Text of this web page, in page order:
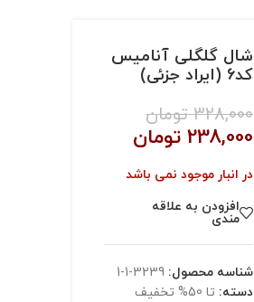
شال گلگلی آنامیس
کد6 (ایراد جزئی)
328,000 تومان
238,000 تومان
در انبار موجود نمی باشد
افزودن به علاقه
مندی
شناسه محصول: 3239-1-1
دسته: تا 50% تخفیف